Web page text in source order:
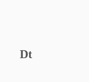
Dt